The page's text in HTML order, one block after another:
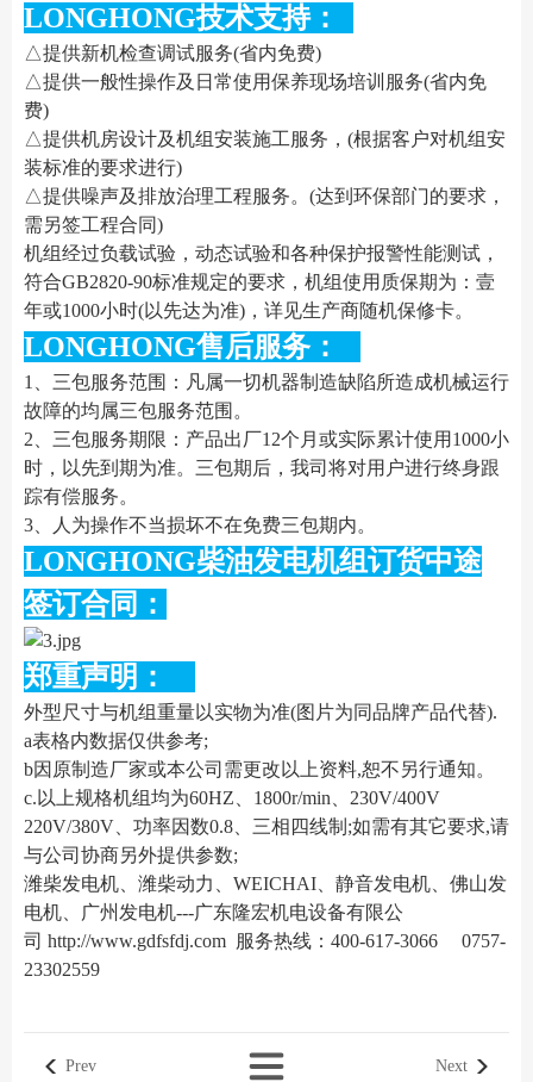
LONGHONG技术支持：
△提供新机检查调试服务(省内免费)
△提供一般性操作及日常使用保养现场培训服务(省内免
费)
△提供机房设计及机组安装施工服务，(根据客户对机组安
装标准的要求进行)
△提供噪声及排放治理工程服务。(达到环保部门的要求，
需另签工程合同)
机组经过负载试验，动态试验和各种保护报警性能测试，
符合GB2820-90标准规定的要求，机组使用质保期为：壹
年或1000小时(以先达为准)，详见生产商随机保修卡。
LONGHONG售后服务：
1、三包服务范围：凡属一切机器制造缺陷所造成机械运行
故障的均属三包服务范围。
2、三包服务期限：产品出厂12个月或实际累计使用1000小
时，以先到期为准。三包期后，我司将对用户进行终身跟
踪有偿服务。
3、人为操作不当损坏不在免费三包期内。
LONGHONG柴油发电机组订货中途
签订合同：
郑重声明：
外型尺寸与机组重量以实物为准(图片为同品牌产品代替).
a表格内数据仅供参考;
b因原制造厂家或本公司需更改以上资料,恕不另行通知。
c.以上规格机组均为60HZ、1800r/min、230V/400V
220V/380V、功率因数0.8、三相四线制;如需有其它要求,请
与公司协商另外提供参数;
潍柴发电机、潍柴动力、WEICHAI、静音发电机、佛山发
电机、广州发电机---广东隆宏机电设备有限公
司 http://www.gdfsfdj.com 服务热线：400-617-3066 0757-
23302559
Prev Next